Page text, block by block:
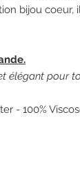
bijou coeur,
élégant pour
- 100%